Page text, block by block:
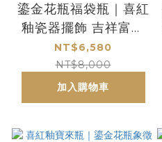
鎏金花瓶福袋瓶｜喜紅
釉瓷器擺飾 吉祥富貴
賀禮首選
NT$6,580
NT$8,000
加入購物車